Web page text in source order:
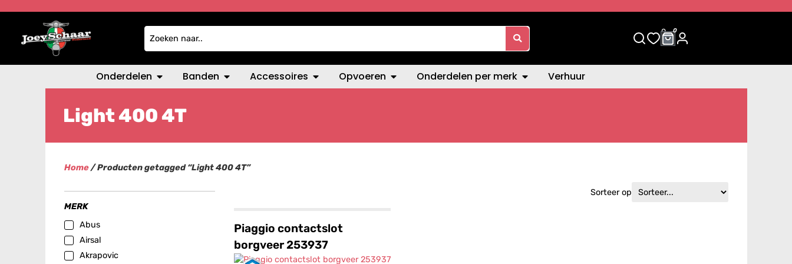
0 0
Onderdelen Banden Accessoires Opvoeren Onderdelen per merk Verhuur
Light 400 4T
Home/ Producten getagged “Light 400 4T”
MERK
Abus
Airsal
Akrapovic
Sorteer op
Piaggio contactslot
borgveer 253937